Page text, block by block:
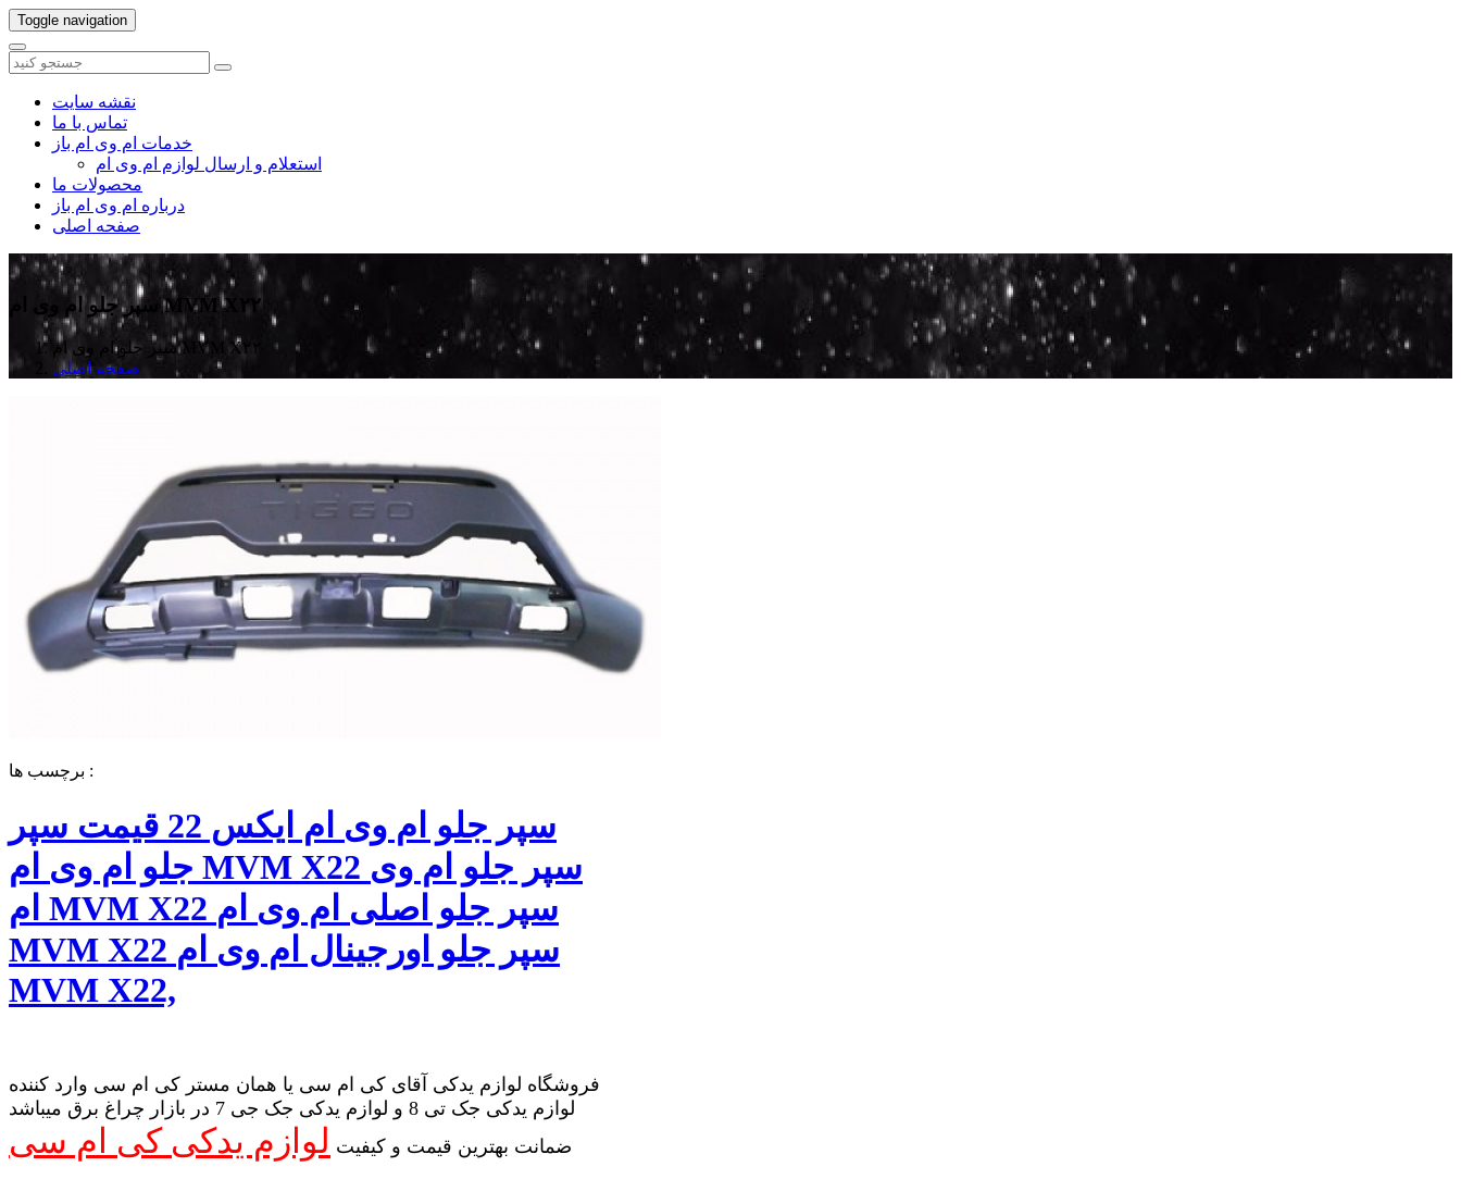
Toggle navigation
نقشه سایت
تماس با ما
خدمات ام وی ام باز
استعلام و ارسال لوازم ام وی ام
محصولات ما
درباره ام وی ام باز
صفحه اصلی
سپر جلو ام وی ام MVM X۲۲
سپر جلو ام وی ام MVM X۲۲
صفحه اصلی
برچسب ها :
سپر جلو ام وی ام ایکس 22 قیمت سپر
جلو ام وی ام MVM X22 سپر جلو ام وی
ام MVM X22 سپر جلو اصلی ام وی ام
MVM X22 سپر جلو اورجینال ام وی ام
MVM X22,
فروشگاه لوازم یدکی آقای کی ام سی یا همان مستر کی ام سی وارد کننده
لوازم یدکی جک تی 8 و لوازم یدکی جک جی 7 در بازار چراغ برق میباشد
ضمانت بهترین قیمت و کیفیت لوازم یدکی کی ام سی